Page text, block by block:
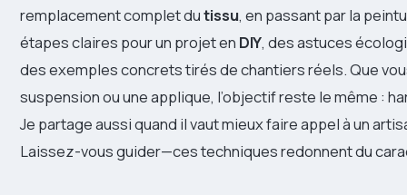
remplacement complet dutissu, en passant par la
étapes claires pour un projet en DIY, des astuces
des exemples concrets tirés de chantiers réels. Que
suspension ou une applique, l’objectif reste le même :
Je partage aussi quand il vaut mieux faire appel à un
Laissez-vous guider—ces techniques redonnent du